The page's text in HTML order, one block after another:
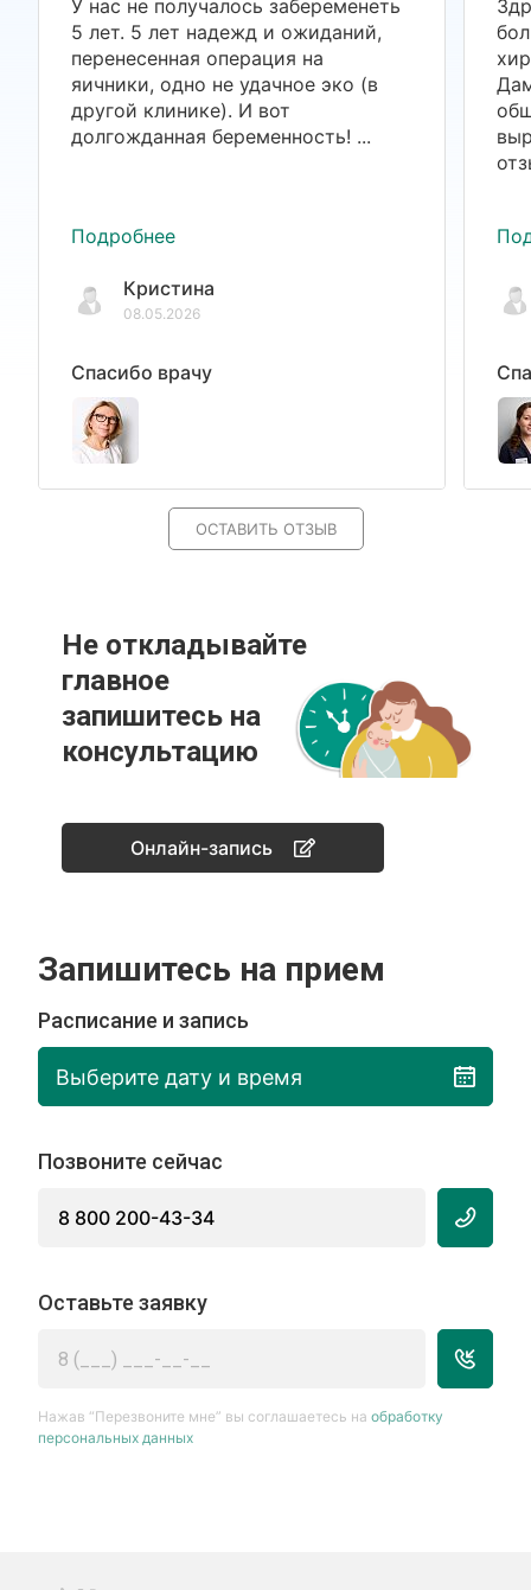
У нас не получалось забеременеть
5 лет. 5 лет надежд и ожиданий,
перенесенная операция на
яичники, одно не удачное эко (в
другой клинике). И вот
долгожданная беременность! ...
Подробнее
Кристина
08.05.2026
Спасибо врачу
ОСТАВИТЬ ОТЗЫВ
Не откладывайте
главное
запишитесь на
консультацию
Онлайн-запись
Запишитесь на прием
Расписание и запись
Выберите дату и время
Позвоните сейчас
8 800 200-43-34
Оставьте заявку
Нажав “Перезвоните мне” вы соглашаетесь наобработку
персональных данных